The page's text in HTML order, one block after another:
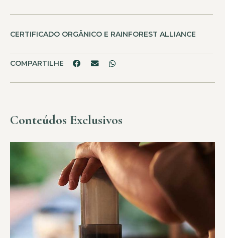
CERTIFICADO ORGÂNICO E RAINFOREST ALLIANCE
COMPARTILHE
Conteúdos Exclusivos